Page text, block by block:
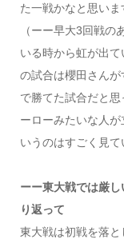
た一戦かなと思いま
（ーー早大3回戦の
いる時から虹が出
の試合は櫻田さん
で勝てた試合だと
ーローみたいな人
いうのはすごく見て
ーー東大戦では厳
り返って
東大戦は初戦を落